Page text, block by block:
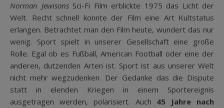
Norman JewisonsSci-Fi Film erblickte 1975 das Licht der
Welt. Recht schnell konnte der Film eine Art Kultstatus
erlangen. Betrachtet man den Film heute, wundert das nur
wenig. Sport spielt in unserer Gesellschaft eine große
Rolle. Egal ob es Fußball, American Football oder eine der
anderen, dutzenden Arten ist. Sport ist aus unserer Welt
nicht mehr wegzudenken. Der Gedanke das die Dispute
statt in elenden Kriegen in einem Sportereignis
ausgetragen werden, polarisiert. Auch 45 Jahre nach